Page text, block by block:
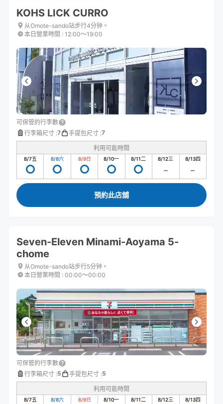
keyboard
shortcuts
for
changing
dates.
keyboard
shortcuts
for
changing
dates.
KOHS LICK CURRO
从Omote-sando站步行4分钟。
本日營業時間 : 12:00〜19:00
可保管的行李數
行李箱尺寸 :7 手提包尺寸 :7
利用可能時間
8/7五 8/8六 8/9日 8/10一 8/11二 8/12三 8/13四
預約此店舖
Seven-Eleven Minami-Aoyama 5-
chome
从Omote-sando站步行5分钟。
本日營業時間 : 00:00〜00:00
可保管的行李數
行李箱尺寸 :5 手提包尺寸 :5
利用可能時間
8/7五 8/8六 8/9日 8/10一 8/11二 8/12三 8/13四